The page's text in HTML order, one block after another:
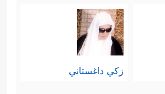
زكي داغستاني